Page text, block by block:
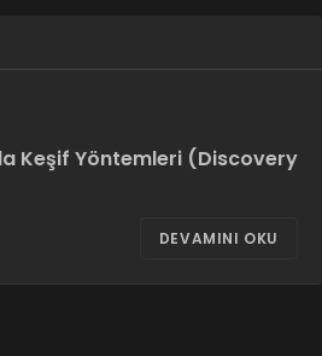
Keşif Yöntemleri (Discovery
DEVAMINI OKU